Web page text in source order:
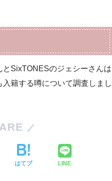
SixTONESのジェシーさんは
籍する噂について調査しまし
はてブ LINE